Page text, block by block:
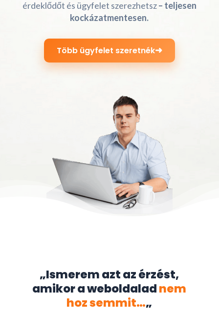
érdeklődőt és ügyfelet szerezhetsz– teljesen
kockázatmentesen.
Több ügyfelet szeretnék➜
„Ismerem azt az érzést,
amikor a weboldaladnem
hoz semmit…„